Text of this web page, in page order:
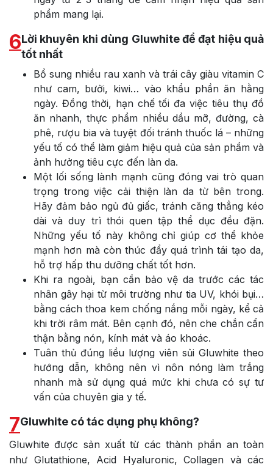
phẩm mang lại.
6Lời khuyên khi dùng Gluwhite để đạt hiệu quả
tốt nhất
Bổ sung nhiều rau xanh và trái cây giàu vitamin C
như cam, bưởi, kiwi… vào khẩu phần ăn hằng
ngày. Đồng thời, hạn chế tối đa việc tiêu thụ đồ
ăn nhanh, thực phẩm nhiều dầu mỡ, đường, cà
phê, rượu bia và tuyệt đối tránh thuốc lá – những
yếu tố có thể làm giảm hiệu quả của sản phẩm và
ảnh hưởng tiêu cực đến làn da.
Một lối sống lành mạnh cũng đóng vai trò quan
trọng trong việc cải thiện làn da từ bên trong.
Hãy đảm bảo ngủ đủ giấc, tránh căng thẳng kéo
dài và duy trì thói quen tập thể dục đều đặn.
Những yếu tố này không chỉ giúp cơ thể khỏe
mạnh hơn mà còn thúc đẩy quá trình tái tạo da,
hỗ trợ hấp thu dưỡng chất tốt hơn.
Khi ra ngoài, bạn cần bảo vệ da trước các tác
nhân gây hại từ môi trường như tia UV, khói bụi…
bằng cách thoa kem chống nắng mỗi ngày, kể cả
khi trời râm mát. Bên cạnh đó, nên che chắn cẩn
thận bằng nón, kính mát và áo khoác.
Tuân thủ đúng liều lượng viên sủi Gluwhite theo
hướng dẫn, không nên vì nôn nóng làm trắng
nhanh mà sử dụng quá mức khi chưa có sự tư
vấn của chuyên gia y tế.
7Gluwhite có tác dụng phụ không?
Gluwhite được sản xuất từ các thành phần an toàn
như Glutathione, Acid Hyaluronic, Collagen và các